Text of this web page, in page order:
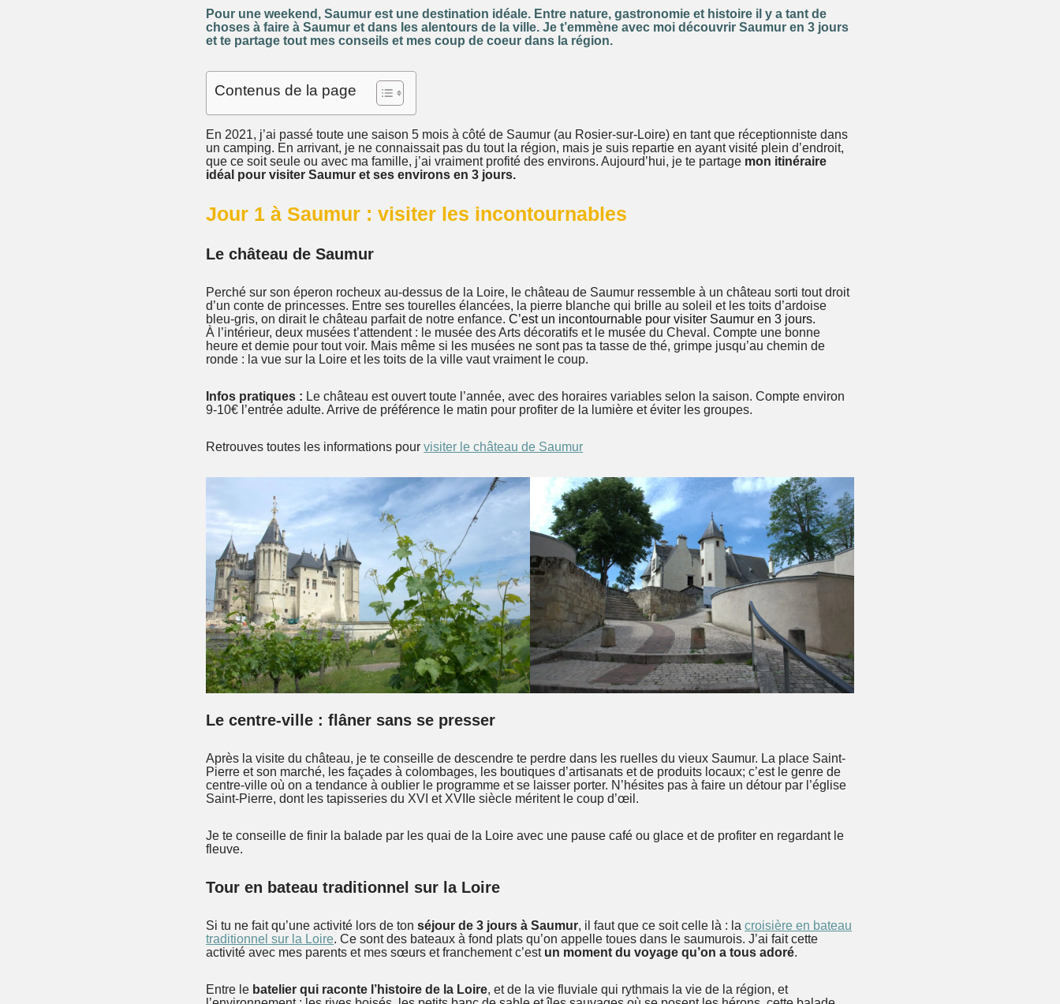
Pour une weekend, Saumur est une destination idéale. Entre nature, gastronomie et histoire il y a tant de
choses à faire à Saumur et dans les alentours de la ville. Je t’emmène avec moi découvrir Saumur en 3 jours
et te partage tout mes conseils et mes coup de coeur dans la région.
Contenus de la page
En 2021, j’ai passé toute une saison 5 mois à côté de Saumur (au Rosier-sur-Loire) en tant que réceptionniste dans
un camping. En arrivant, je ne connaissait pas du tout la région, mais je suis repartie en ayant visité plein d’endroit,
que ce soit seule ou avec ma famille, j’ai vraiment profité des environs. Aujourd’hui, je te partage mon itinéraire
idéal pour visiter Saumur et ses environs en 3 jours.
Jour 1 à Saumur : visiter les incontournables
Le château de Saumur
Perché sur son éperon rocheux au-dessus de la Loire, le château de Saumur ressemble à un château sorti tout droit
d’un conte de princesses. Entre ses tourelles élancées, la pierre blanche qui brille au soleil et les toits d’ardoise
bleu-gris, on dirait le château parfait de notre enfance.C’est un incontournable pour visiter Saumur en 3 jours.
À l’intérieur, deux musées t’attendent : le musée des Arts décoratifs et le musée du Cheval. Compte une bonne
heure et demie pour tout voir. Mais même si les musées ne sont pas ta tasse de thé, grimpe jusqu’au chemin de
ronde : la vue sur la Loire et les toits de la ville vaut vraiment le coup.
Infos pratiques : Le château est ouvert toute l’année, avec des horaires variables selon la saison. Compte environ
9-10€ l’entrée adulte. Arrive de préférence le matin pour profiter de la lumière et éviter les groupes.
Retrouves toutes les informations pourvisiter le château de Saumur
Le centre-ville : flâner sans se presser
Après la visite du château, je te conseille de descendre te perdre dans les ruelles du vieux Saumur. La place Saint-
Pierre et son marché, les façades à colombages, les boutiques d’artisanats et de produits locaux; c’est le genre de
centre-ville où on a tendance à oublier le programme et se laisser porter. N’hésites pas à faire un détour par l’église
Saint-Pierre, dont les tapisseries du XVI et XVIIe siècle méritent le coup d’œil.
Je te conseille de finir la balade par les quai de la Loire avec une pause café ou glace et de profiter en regardant le
fleuve.
Tour en bateau traditionnel sur la Loire
Si tu ne fait qu’une activité lors de tonséjour de 3 jours à Saumur, il faut que ce soit celle là : lacroisière en bateau
traditionnel sur la Loire. Ce sont des bateaux à fond plats qu’on appelle toues dans le saumurois. J’ai fait cette
activité avec mes parents et mes sœurs et franchement c’est un moment du voyage qu’on a tous adoré.
Entre le batelier qui raconte l’histoire de la Loire, et de la vie fluviale qui rythmais la vie de la région, et